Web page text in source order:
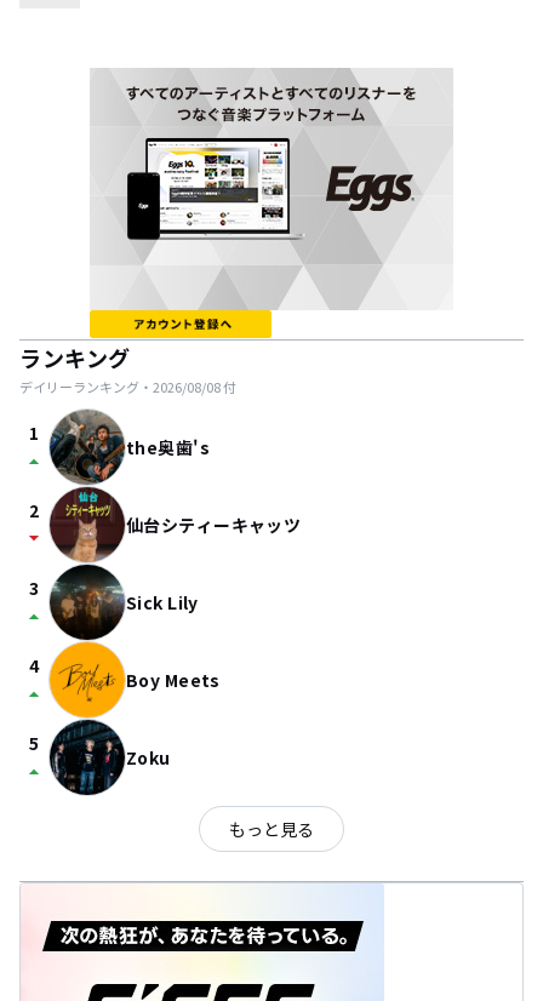
ランキング
デイリーランキング・ 2026/08/08付
1
arrow_drop_up the奥歯's
2
arrow_drop_down 仙台シティーキャッツ
3
arrow_drop_up Sick Lily
4
arrow_drop_up Boy Meets
5
arrow_drop_up Zoku
もっと見る